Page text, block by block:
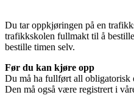
Du tar oppkjøringen på en
trafikkskolen fullmakt til å
bestille timen selv.
Før du kan kjøre opp
Du må ha fullført all
Den må også være registrert i